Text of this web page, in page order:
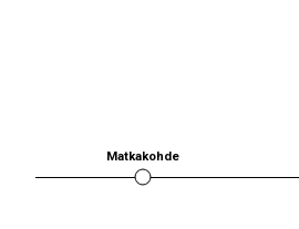
Matkakohde